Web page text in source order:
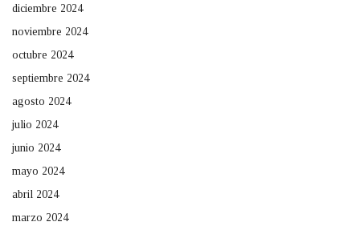
diciembre 2024
noviembre 2024
octubre 2024
septiembre 2024
agosto 2024
julio 2024
junio 2024
mayo 2024
abril 2024
marzo 2024